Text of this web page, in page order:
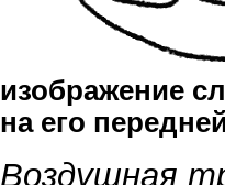
изображение
на его
Воздушная